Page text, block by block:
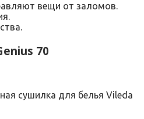
вещи от заломов.
70
сушилка для белья Vileda